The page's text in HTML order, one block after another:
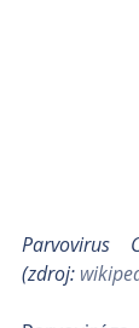
Parvovirus
(zdroj: